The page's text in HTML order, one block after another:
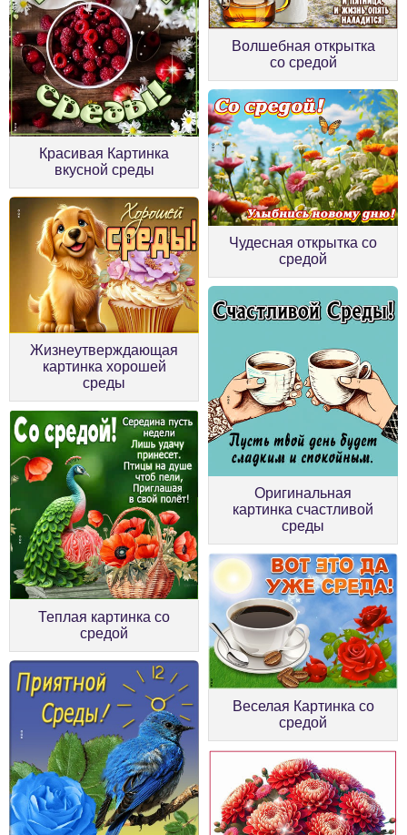
Красивая Картинка
вкусной среды
Волшебная открытка
со средой
Жизнеутверждающая
картинка хорошей
среды
Чудесная открытка со
средой
Теплая картинка со
средой
Оригинальная
картинка счастливой
среды
Веселая Картинка со
средой